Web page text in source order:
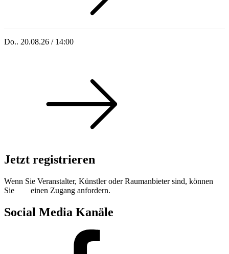
Do.. 20.08.26 / 14:00
Jetzt registrieren
Wenn Sie Veranstalter, Künstler oder Raumanbieter sind, können
Sie
einen Zugang anfordern.
Social Media Kanäle